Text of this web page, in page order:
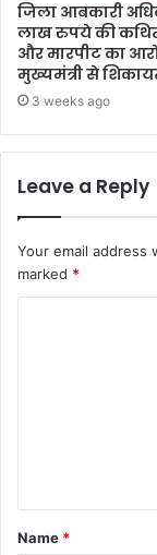
जिला आबकारी
लाख रुपये की
और मारपीट का
मुख्यमंत्री से
3 weeks ago
Leave a Reply
Your email address
marked *
Name *